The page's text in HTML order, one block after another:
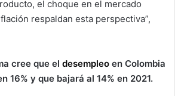
el choque en el mercado
respaldan esta perspectiva”,
cree que el desempleo en Colombia
16% y que bajará al 14% en 2021.